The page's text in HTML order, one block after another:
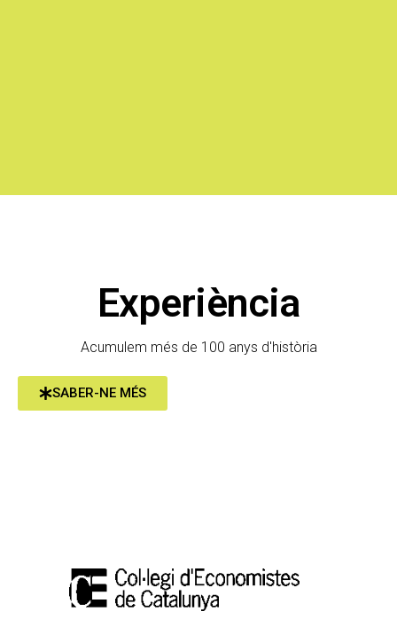
Experiència
Acumulem més de 100 anys d'història
SABER-NE MÉS